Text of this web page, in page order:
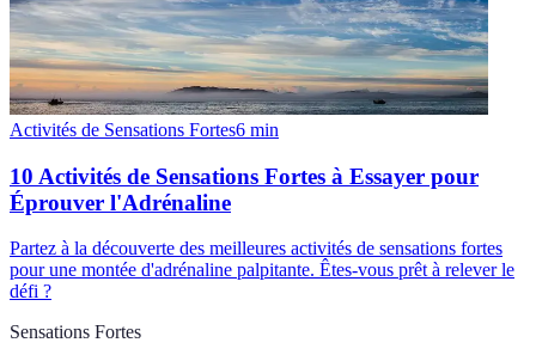
Activités de Sensations Fortes6 min
10 Activités de Sensations Fortes à Essayer pour
Éprouver l'Adrénaline
Partez à la découverte des meilleures activités de sensations fortes
pour une montée d'adrénaline palpitante. Êtes-vous prêt à relever le
défi ?
Sensations Fortes